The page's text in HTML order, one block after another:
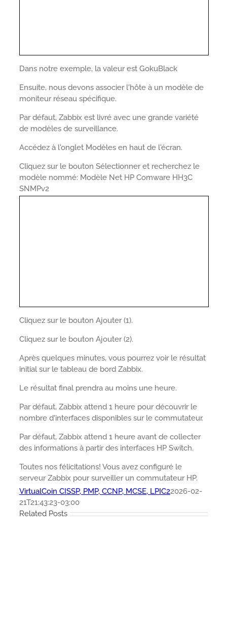
Dans notre exemple, la valeur est GokuBlack
Ensuite, nous devons associer l'hôte à un modèle de
moniteur réseau spécifique.
Par défaut, Zabbix est livré avec une grande variété
de modèles de surveillance.
Accédez à l'onglet Modèles en haut de l'écran.
Cliquez sur le bouton Sélectionner et recherchez le
modèle nommé: Modèle Net HP Comware HH3C
SNMPv2
Cliquez sur le bouton Ajouter (1).
Cliquez sur le bouton Ajouter (2).
Après quelques minutes, vous pourrez voir le résultat
initial sur le tableau de bord Zabbix.
Le résultat final prendra au moins une heure.
Par défaut, Zabbix attend 1 heure pour découvrir le
nombre d'interfaces disponibles sur le commutateur.
Par défaut, Zabbix attend 1 heure avant de collecter
des informations à partir des interfaces HP Switch.
Toutes nos félicitations! Vous avez configuré le
serveur Zabbix pour surveiller un commutateur HP.
VirtualCoin CISSP, PMP, CCNP, MCSE, LPIC22026-02-
21T21:43:23-03:00
Related Posts